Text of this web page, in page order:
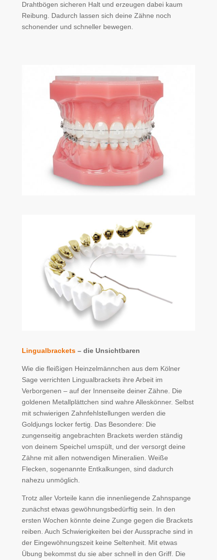
Drahtbögen sicheren Halt und erzeugen dabei kaum
Reibung. Dadurch lassen sich deine Zähne noch
schonender und schneller bewegen.
Lingualbrackets– die Unsichtbaren
Wie die fleißigen Heinzelmännchen aus dem Kölner
Sage verrichten Lingualbrackets ihre Arbeit im
Verborgenen – auf der Innenseite deiner Zähne. Die
goldenen Metallplättchen sind wahre Alleskönner. Selbst
mit schwierigen Zahnfehlstellungen werden die
Goldjungs locker fertig. Das Besondere: Die
zungenseitig angebrachten Brackets werden ständig
von deinem Speichel umspült, und der versorgt deine
Zähne mit allen notwendigen Mineralien. Weiße
Flecken, sogenannte Entkalkungen, sind dadurch
nahezu unmöglich.
Trotz aller Vorteile kann die innenliegende Zahnspange
zunächst etwas gewöhnungsbedürftig sein. In den
ersten Wochen könnte deine Zunge gegen die Brackets
reiben. Auch Schwierigkeiten bei der Aussprache sind in
der Eingewöhnungszeit keine Seltenheit. Mit etwas
Übung bekommst du sie aber schnell in den Griff. Die